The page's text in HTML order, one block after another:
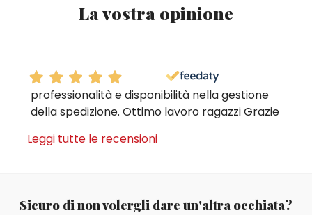
La vostra opinione
professionalità e disponibilità nella gestione
della spedizione. Ottimo lavoro ragazzi Grazie
Leggi tutte le recensioni
Sicuro di non volergli dare un'altra occhiata?